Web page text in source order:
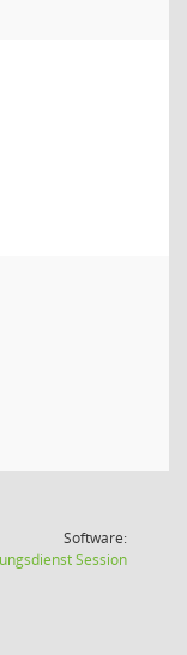
Software:
Session(Wird in